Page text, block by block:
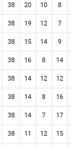
38 20 10 8
38 19 12 7
38 15 14 9
38 16 8 14
38 14 12 12
38 14 8 16
38 14 7 17
38 11 12 15